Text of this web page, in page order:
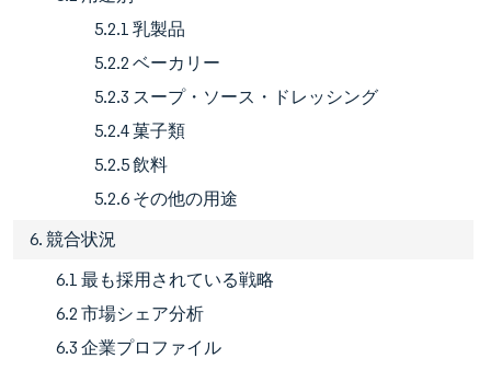
5.2.1 乳製品
5.2.2 ベーカリー
5.2.3 スープ・ソース・ドレッシング
5.2.4 菓子類
5.2.5 飲料
5.2.6 その他の用途
6. 競合状況
6.1 最も採用されている戦略
6.2 市場シェア分析
6.3 企業プロファイル